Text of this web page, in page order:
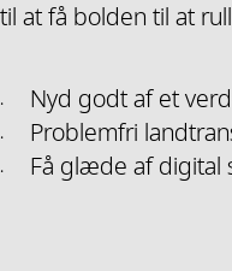
til at få bolden til at
Nyd godt af et
Problemfri
Få glæde af digital